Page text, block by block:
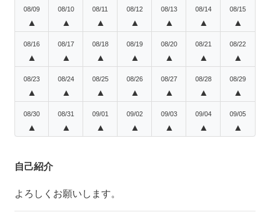
08/09
▲
08/10
▲
08/11
▲
08/12
▲
08/13
▲
08/14
▲
08/15
▲
08/16
▲
08/17
▲
08/18
▲
08/19
▲
08/20
▲
08/21
▲
08/22
▲
08/23
▲
08/24
▲
08/25
▲
08/26
▲
08/27
▲
08/28
▲
08/29
▲
08/30
▲
08/31
▲
09/01
▲
09/02
▲
09/03
▲
09/04
▲
09/05
▲
自己紹介
よろしくお願いします。